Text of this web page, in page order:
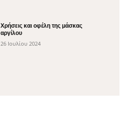
Χρήσεις και οφέλη της μάσκας
αργίλου
26 Ιουλίου 2024